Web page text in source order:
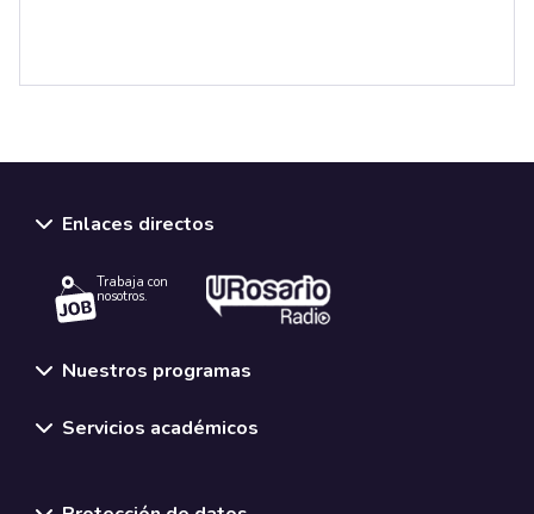
Enlaces directos
Trabaja con
nosotros.
Nuestros programas
Servicios académicos